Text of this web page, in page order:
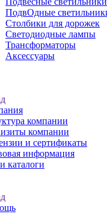
ПодвОдные
Столбики для дорожек
Светодиодные лампы
Трансформаторы
Аксессуары
компании
компании
и сертификаты
информация
каталоги